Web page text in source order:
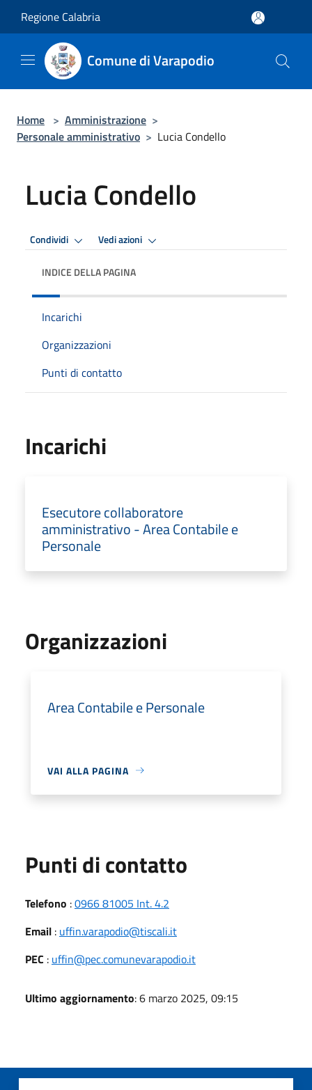
Regione Calabria
Comune di Varapodio
Home > Amministrazione >
Personale amministrativo > Lucia Condello
Lucia Condello
Condividi Vedi azioni
INDICE DELLA PAGINA
Incarichi
Organizzazioni
Punti di contatto
Incarichi
Esecutore collaboratore
amministrativo - Area Contabile e
Personale
Organizzazioni
Area Contabile e Personale
VAI ALLA PAGINA
Punti di contatto
Telefono :0966 81005 Int. 4.2
Email : uffin.varapodio@tiscali.it
PEC : uffin@pec.comunevarapodio.it
Ultimo aggiornamento: 6 marzo 2025, 09:15